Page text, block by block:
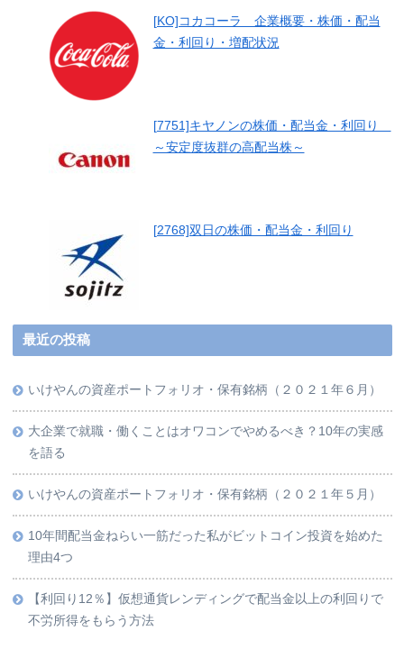
[KO]コカコーラ 企業概要・株価・配当
金・利回り・増配状況
[7751]キヤノンの株価・配当金・利回り
～安定度抜群の高配当株～
[2768]双日の株価・配当金・利回り
最近の投稿
いけやんの資産ポートフォリオ・保有銘柄（２０２１年６月）
大企業で就職・働くことはオワコンでやめるべき？10年の実感
を語る
いけやんの資産ポートフォリオ・保有銘柄（２０２１年５月）
10年間配当金ねらい一筋だった私がビットコイン投資を始めた
理由4つ
【利回り12％】仮想通貨レンディングで配当金以上の利回りで
不労所得をもらう方法